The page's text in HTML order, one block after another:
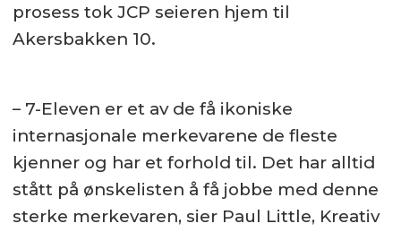
prosess tok JCP seieren hjem til
Akersbakken 10.
– 7-Eleven er et av de få ikoniske
internasjonale merkevarene de fleste
kjenner og har et forhold til. Det har alltid
stått på ønskelisten å få jobbe med denne
sterke merkevaren, sier Paul Little, Kreativ